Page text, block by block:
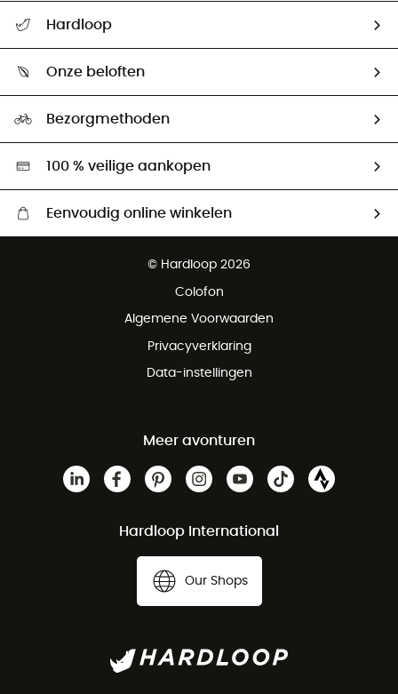
Retourzendingen & Terugbetalingen
Hardloop
Ambassadeurs
Onze beloften
Hardgreen
Bezorgmethoden
100 % veilige aankopen
Eenvoudig online winkelen
Gratis retourneren binnen 100 dagen
© Hardloop 2026
Colofon
Algemene Voorwaarden
Privacyverklaring
Data-instellingen
Meer avonturen
Hardloop International
Our Shops